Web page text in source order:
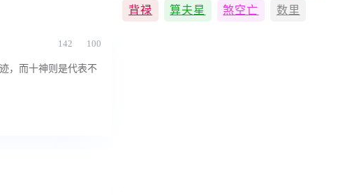
142 100
，而十神则是代表不
背禄 算夫星 煞空亡 数里